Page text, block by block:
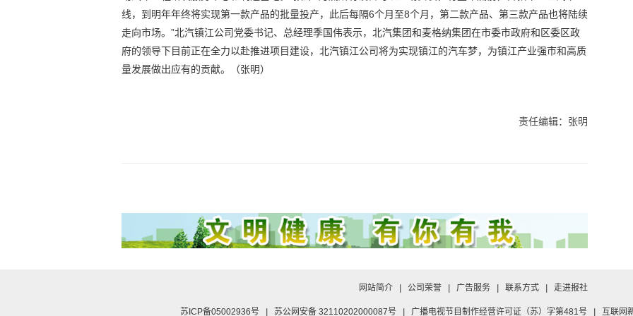
线，到明年年终将实现第一款产品的批量投产，此后每隔6个月至8个月，第二款产品、第三款产品也将陆续
走向市场。”北汽镇江公司党委书记、总经理季国伟表示，北汽集团和麦格纳集团在市委市政府和区委区政
府的领导下目前正在全力以赴推进项目建设，北汽镇江公司将为实现镇江的汽车梦，为镇江产业强市和高质
量发展做出应有的贡献。（张明）
责任编辑：张明
网站简介 公司荣誉 广告服务 联系方式 走进报社
苏ICP备05002936号 苏公网安备 32110202000087号 广播电视节目制作经营许可证（苏）字第481号 互联网